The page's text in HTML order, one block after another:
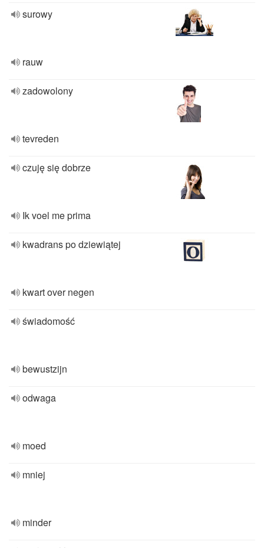
surowy
rauw
zadowolony
tevreden
czuję się dobrze
Ik voel me prima
kwadrans po dziewiątej
kwart over negen
świadomość
bewustzijn
odwaga
moed
mniej
minder